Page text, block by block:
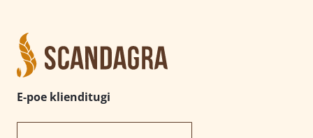
E-poe klienditugi